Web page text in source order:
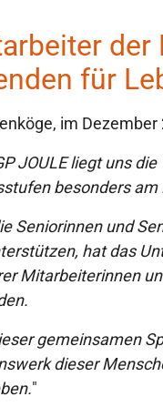
der
für
im Dezember
JOULE liegt uns
besonders am
Seniorinnen und
hat das
Mitarbeiterinnen
gemeinsamen
dieser
"